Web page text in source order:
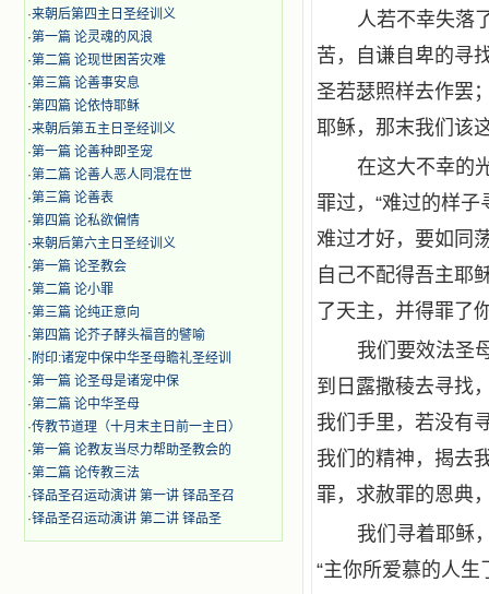
·来朝后第四主日圣经训义
·第一篇 论灵魂的风浪
·第二篇 论现世困苦灾难
·第三篇 论善事安息
·第四篇 论依恃耶稣
·来朝后第五主日圣经训义
·第一篇 论善种即圣宠
·第二篇 论善人恶人同混在世
·第三篇 论善表
·第四篇 论私欲偏情
·来朝后第六主日圣经训义
·第一篇 论圣教会
·第二篇 论小罪
·第三篇 论纯正意向
·第四篇 论芥子酵头福音的譬喻
· 附印:诸宠中保中华圣母瞻礼圣经训
·第一篇 论圣母是诸宠中保
·第二篇 论中华圣母
·传教节道理（十月末主日前一主日）
·第一篇 论教友当尽力帮助圣教会的
·第二篇 论传教三法
·铎品圣召运动演讲 第一讲 铎品圣召
·铎品圣召运动演讲 第二讲 铎品圣
人若不幸失落
苦，自谦自卑的寻
圣若瑟照样去作罢
耶稣，那末我们该
在这大不幸的
罪过，“难过的样
难过才好，要如同
自己不配得吾主耶
了天主，并得罪了
我们要效法圣
到日露撒稜去寻找
我们手里，若没有
我们的精神，揭去
罪，求赦罪的恩典
我们寻着耶稣
“主你所爱慕的人